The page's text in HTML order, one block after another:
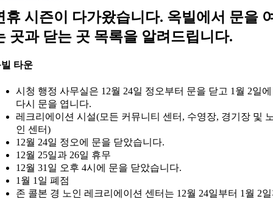
휴 시즌이 다가왔습니다. 옥빌에서 문을
곳과 닫는 곳 목록을 알려드립니다.
타운
시청 행정 사무실은 12월 24일 정오부터 문을 닫고 1월 2일에
다시 문을 엽니다.
레크리에이션 시설(모든 커뮤니티 센터, 수영장, 경기장 및
인 센터)
12월 24일 정오에 문을 닫았습니다.
12월 25일과 26일 휴무
12월 31일 오후 4시에 문을 닫았습니다.
1월 1일 폐점
존 콜본 경 노인 레크리에이션 센터는 12월 24일부터 1월 2